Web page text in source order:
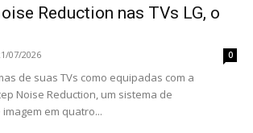
Reduction nas TVs LG, o
07/2026 0
de suas TVs como equipadas com a
Noise Reduction, um sistema de
em quatro...